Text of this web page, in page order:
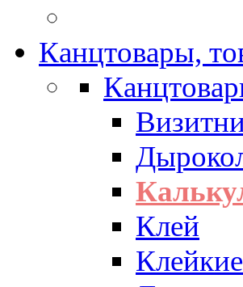
Канцтовары,
Клей